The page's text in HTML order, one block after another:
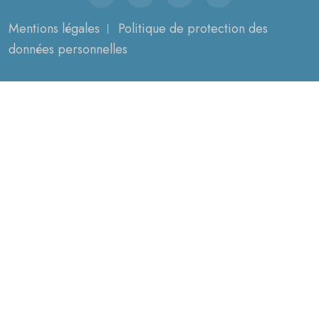
Mentions légales
Politique de protection des
données personnelles